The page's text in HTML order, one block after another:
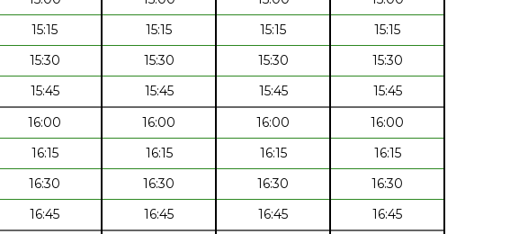
15:15 15:15 15:15
15:15
15:30 15:30 15:30
15:30
15:45 15:45 15:45
15:45
16:00 16:00 16:00
16:00
16:15 16:15 16:15
16:15
16:30 16:30 16:30
16:30
16:45 16:45 16:45
16:45